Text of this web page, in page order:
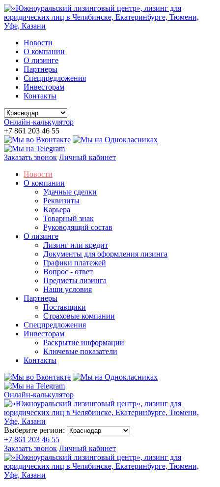
Новости
О компании
О лизинге
Партнеры
Спецпредложения
Инвесторам
Контакты
Онлайн-калькулятор
+7 861 203 46 55
Заказать звонок Личный кабинет
Новости
О компании
Удачные сделки
Реквизиты
Карьера
Товарный знак
Руководящий состав
О лизинге
Лизинг или кредит
Документы для оформления лизинга
Графики платежей
Вопрос - ответ
Предметы лизинга
Наши условия
Партнеры
Поставщики
Страховые компании
Спецпредложения
Инвесторам
Раскрытие информации
Ключевые показатели
Контакты
Онлайн-калькулятор
Выберите регион:
+7 861 203 46 55
Заказать звонок Личный кабинет